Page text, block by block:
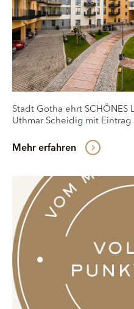
Stadt Gotha ehrt SCHÖNES
Uthmar Scheidig mit
Mehr erfahren